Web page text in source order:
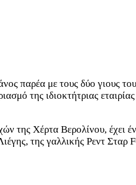
παρέα με τους δύο γιους
της ιδιοκτήτριας
της Χέρτα Βερολίνου, έχει
της γαλλικής Ρεντ